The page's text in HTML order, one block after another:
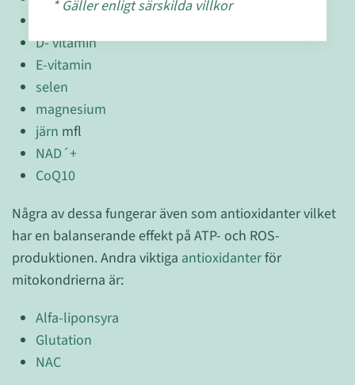
D- vitamin
E-vitamin
selen
magnesium
järn mfl
NAD´+
CoQ10
Några av dessa fungerar även som antioxidanter vilket
har en balanserande effekt på ATP- och ROS-
produktionen. Andra viktiga antioxidanterför
mitokondrierna är:
Alfa-liponsyra
Glutation
NAC
* Gäller enligt särskilda villkor